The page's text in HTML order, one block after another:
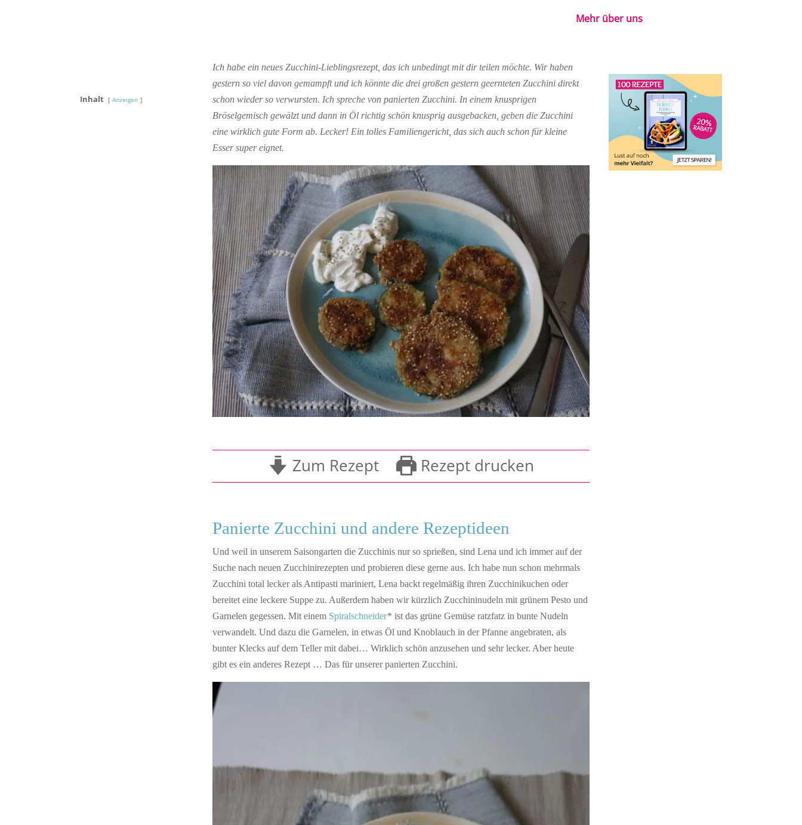
Mehr über uns
Inhalt Anzeigen
Ich habe ein neues Zucchini-Lieblingsrezept, das ich unbedingt mit dir teilen möchte. Wir haben
gestern so viel davon gemampft und ich könnte die drei großen gestern geernteten Zucchini direkt
schon wieder so verwursten. Ich spreche von panierten Zucchini. In einem knusprigen
Bröselgemisch gewälzt und dann in Öl richtig schön knusprig ausgebacken, geben die Zucchini
eine wirklich gute Form ab. Lecker! Ein tolles Familiengericht, das sich auch schon für kleine
Esser super eignet.
Zum Rezept Rezept drucken
Panierte Zucchini und andere Rezeptideen
Und weil in unserem Saisongarten die Zucchinis nur so sprießen, sind Lena und ich immer auf der
Suche nach neuen Zucchinirezepten und probieren diese gerne aus. Ich habe nun schon mehrmals
Zucchini total lecker als Antipasti mariniert, Lena backt regelmäßig ihren Zucchinikuchen oder
bereitet eine leckere Suppe zu. Außerdem haben wir kürzlich Zucchininudeln mit grünem Pesto und
Garnelen gegessen. Mit einem Spiralschneider* ist das grüne Gemüse ratzfatz in bunte Nudeln
verwandelt. Und dazu die Garnelen, in etwas Öl und Knoblauch in der Pfanne angebraten, als
bunter Klecks auf dem Teller mit dabei… Wirklich schön anzusehen und sehr lecker. Aber heute
gibt es ein anderes Rezept … Das für unserer panierten Zucchini.